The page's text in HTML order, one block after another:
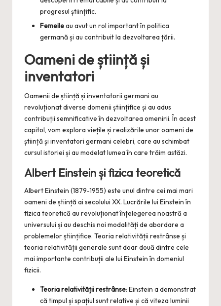
progresul științific.
Femeileau avut un rol important în politica
germană și au contribuit la dezvoltarea țării.
Oameni de știință și
inventatori
Oamenii de știință și inventatorii germani au
revoluționat diverse domenii științifice și au adus
contribuții semnificative în dezvoltarea omenirii. În acest
capitol, vom explora viețile și realizările unor oameni de
știință și inventatori germani celebri, care au schimbat
cursul istoriei și au modelat lumea în care trăim astăzi.
Albert Einstein și fizica teoretică
Albert Einstein (1879-1955) este unul dintre cei mai mari
oameni de știință ai secolului XX. Lucrările lui Einstein în
fizica teoretică au revoluționat înțelegerea noastră a
universului și au deschis noi modalități de abordare a
problemelor științifice. Teoria relativității restrânse și
teoria relativității generale sunt doar două dintre cele
mai importante contribuții ale lui Einstein în domeniul
fizicii.
Teoria relativității restrânse: Einstein a demonstrat
că timpul și spațiul sunt relative și că viteza luminii